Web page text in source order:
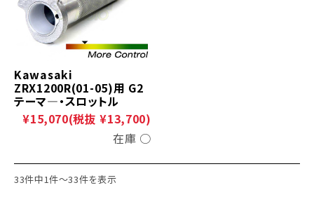
Kawasaki
ZRX1200R(01-05)用 G2
テーマ―・スロットル
¥15,070(税抜 ¥13,700)
在庫 ○
33件中1件～33件を表示